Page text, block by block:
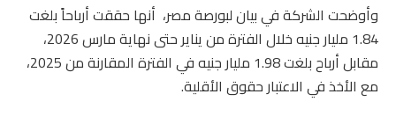
​وأوضحت الشركة في بيان لبورصة مصر، أنها حققت أرباحاً بلغت
1.84 مليار جنيه خلال الفترة من يناير حتى نهاية مارس 2026،
مقابل أرباح بلغت 1.98 مليار جنيه في الفترة المقارنة من 2025،
مع الأخذ في الاعتبار حقوق الأقلية.